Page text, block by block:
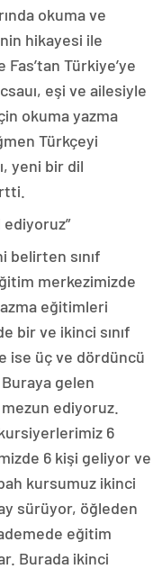
okuma ve
hikayesi ile
Türkiye’ye
eşi ve ailesiyle
okuma yazma
Türkçeyi
yeni bir dil
ediyoruz”
belirten sınıf
merkezimizde
eğitimleri
bir ve ikinci sınıf
ise üç ve dördüncü
gelen
ediyoruz.
6
6 kişi geliyor ve
kursumuz ikinci
sürüyor, öğleden
eğitim
Burada ikinci